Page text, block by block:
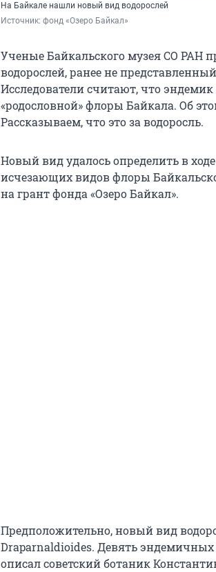
На Байкале нашли новый вид водорослей
Источник: фонд «Озеро Байкал»
Ученые Байкальского музея СО РАН
водорослей, ранее не
Исследователи считают, что
«родословной» флоры Байкала. Об
Рассказываем, что это за водоросль.
Новый вид удалось определить в
исчезающих видов флоры
на грант фонда «Озеро Байкал».
Предположительно, новый вид
Draparnaldioides. Девять
описал советский ботаник